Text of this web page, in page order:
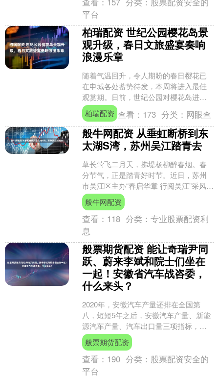
平台
柏瑞配资 世纪公园樱花岛景
观升级，春日文旅盛宴奏响
浪漫乐章
随着气温回升，令人期盼的春日樱花已
在申城各处蓄势待发，本周将进入最佳
观赏期。日前，世纪公园对樱花岛进行
全面景观升级，精心引种70余株垂枝
樱，并为即将到来的樱花季....
柏瑞配资 查看： 173 分类： 网眼查
般牛网配资 从垂虹断桥到东
太湖S湾，苏州吴江踏青去
草长莺飞二月天，拂堤杨柳醉春烟。春
分节气，正是踏青好时节。近日，苏州
市吴江区主办“春启华章 行阅吴江”采风活
动。 垂虹桥建成于北宋庆历八年（1048
年），桥身如....
般牛网配资
查看： 118 分类：专业股票配资利
息
般票期货配资 能让奇瑞尹同
跃、蔚来李斌和院士们坐在
一起！安徽省汽车战咨委，
什么来头？
2020年，安徽汽车产量还排在全国第
八，短短5年之后，安徽汽车产量、新能
源汽车产量、汽车出口量三项指标，一
举登顶全国首位。这一年，全国每9辆汽
车、每8辆新能源汽....
般票期货配资
查看： 190 分类： 股票配资安全的
平台